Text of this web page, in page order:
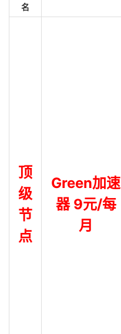
名
顶
级
节
点
Green加速
器 9元/每
月